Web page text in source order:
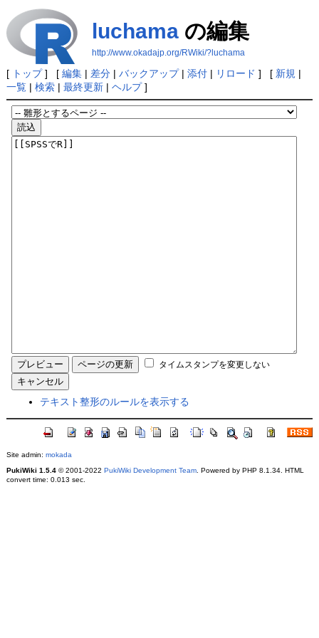
luchamaの編集
http://www.okadajp.org/RWiki/?luchama
[ トップ] [ 編集| 差分| バックアップ| 添付| リロード ] [ 新規 |
一覧| 検索| 最終更新| ヘルプ]
タイムスタンプを変更しない
テキスト整形のルールを表示する
Site admin: mokada
PukiWiki 1.5.4© 2001-2022 PukiWiki Development Team. Powered by PHP 8.1.34. HTML
convert time: 0.013 sec.